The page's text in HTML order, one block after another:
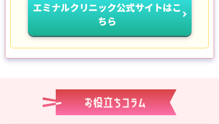
エミナルクリニック公式サイトはこ
ちら